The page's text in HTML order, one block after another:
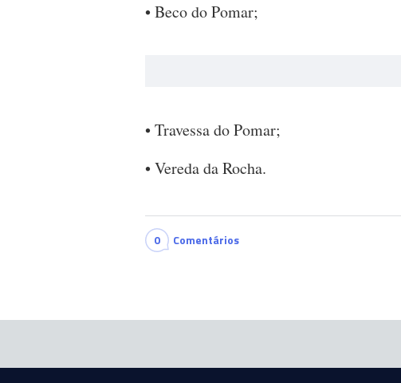
• Beco do Pomar;
• Travessa do Pomar;
• Vereda da Rocha.
0 Comentários